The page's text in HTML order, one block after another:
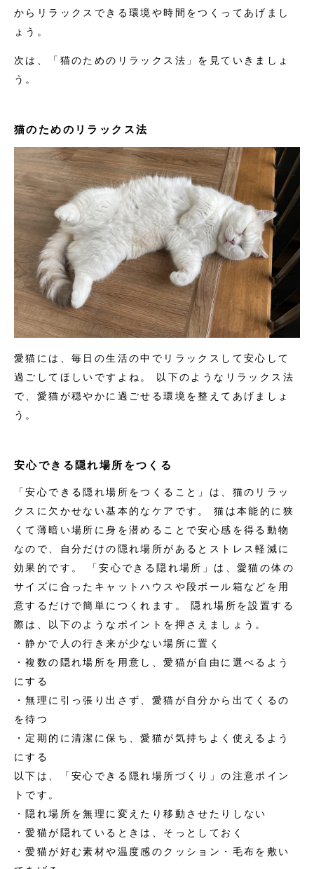
からリラックスできる環境や時間をつくってあげまし
ょう。
次は、「猫のためのリラックス法」を見ていきましょ
う。
猫のためのリラックス法
愛猫には、毎日の生活の中でリラックスして安心して
過ごしてほしいですよね。 以下のようなリラックス法
で、愛猫が穏やかに過ごせる環境を整えてあげましょ
う。
安心できる隠れ場所をつくる
「安心できる隠れ場所をつくること」は、猫のリラッ
クスに欠かせない基本的なケアです。 猫は本能的に狭
くて薄暗い場所に身を潜めることで安心感を得る動物
なので、自分だけの隠れ場所があるとストレス軽減に
効果的です。 「安心できる隠れ場所」は、愛猫の体の
サイズに合ったキャットハウスや段ボール箱などを用
意するだけで簡単につくれます。 隠れ場所を設置する
際は、以下のようなポイントを押さえましょう。
・静かで人の行き来が少ない場所に置く
・複数の隠れ場所を用意し、愛猫が自由に選べるよう
にする
・無理に引っ張り出さず、愛猫が自分から出てくるの
を待つ
・定期的に清潔に保ち、愛猫が気持ちよく使えるよう
にする
以下は、「安心できる隠れ場所づくり」の注意ポイン
トです。
・隠れ場所を無理に変えたり移動させたりしない
・愛猫が隠れているときは、そっとしておく
・愛猫が好む素材や温度感のクッション・毛布を敷い